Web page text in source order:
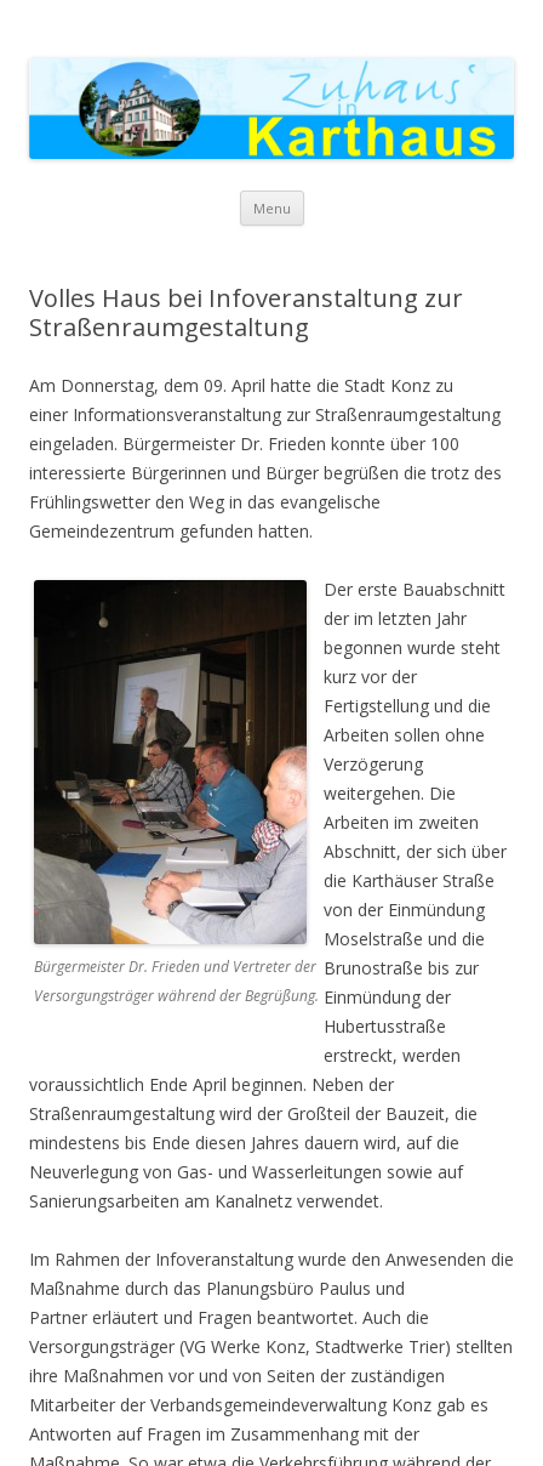
Menu Skip to content
Volles Haus bei Infoveranstaltung zur
Straßenraumgestaltung
Am Donnerstag, dem 09. April hatte die Stadt Konz zu
einer Informationsveranstaltung zur Straßenraumgestaltung
eingeladen. Bürgermeister Dr. Frieden konnte über 100
interessierte Bürgerinnen und Bürger begrüßen die trotz des
Frühlingswetter den Weg in das evangelische
Gemeindezentrum gefunden hatten.
Bürgermeister Dr. Frieden und Vertreter der
Versorgungsträger während der Begrüßung.
Der erste Bauabschnitt
der im letzten Jahr
begonnen wurde steht
kurz vor der
Fertigstellung und die
Arbeiten sollen ohne
Verzögerung
weitergehen. Die
Arbeiten im zweiten
Abschnitt, der sich über
die Karthäuser Straße
von der Einmündung
Moselstraße und die
Brunostraße bis zur
Einmündung der
Hubertusstraße
erstreckt, werden
voraussichtlich Ende April beginnen. Neben der
Straßenraumgestaltung wird der Großteil der Bauzeit, die
mindestens bis Ende diesen Jahres dauern wird, auf die
Neuverlegung von Gas- und Wasserleitungen sowie auf
Sanierungsarbeiten am Kanalnetz verwendet.
Im Rahmen der Infoveranstaltung wurde den Anwesenden die
Maßnahme durch das Planungsbüro Paulus und
Partner erläutert und Fragen beantwortet. Auch die
Versorgungsträger (VG Werke Konz, Stadtwerke Trier) stellten
ihre Maßnahmen vor und von Seiten der zuständigen
Mitarbeiter der Verbandsgemeindeverwaltung Konz gab es
Antworten auf Fragen im Zusammenhang mit der